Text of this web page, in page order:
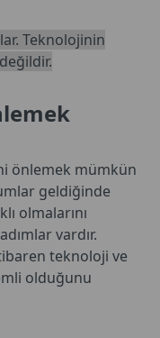
Teknolojinin
önlemek mümkün
geldiğinde
olmalarını
vardır.
teknoloji ve
olduğunu